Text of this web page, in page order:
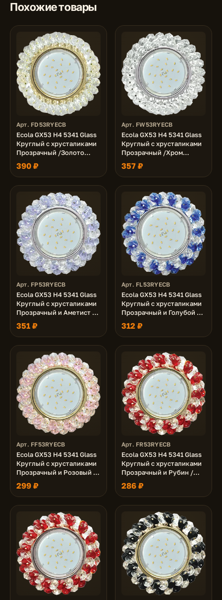
Похожие товары
Арт. FD53RYECB
Ecola GX53 H4 5341 Glass
Круглый с хрусталиками
Прозрачный /Золото
56x120 (к+)
390 ₽
Арт. FW53RYECB
Ecola GX53 H4 5341 Glass
Круглый с хрусталиками
Прозрачный /Хром
(светильник) 56x120 (к+)
357 ₽
Арт. FP53RYECB
Ecola GX53 H4 5341 Glass
Круглый с хрусталиками
Прозрачный и Аметист /
Хром 56x120 (к+)
351 ₽
Арт. FL53RYECB
Ecola GX53 H4 5341 Glass
Круглый с хрусталиками
Прозрачный и Голубой /
Хром 56x120 (к+)
312 ₽
Арт. FF53RYECB
Ecola GX53 H4 5341 Glass
Круглый с хрусталиками
Прозрачный и Розовый /
Золото 56x120 (к+)
299 ₽
Арт. FR53RYECB
Ecola GX53 H4 5341 Glass
Круглый с хрусталиками
Прозрачный и Рубин /
Золото 56x120 (к+)
286 ₽